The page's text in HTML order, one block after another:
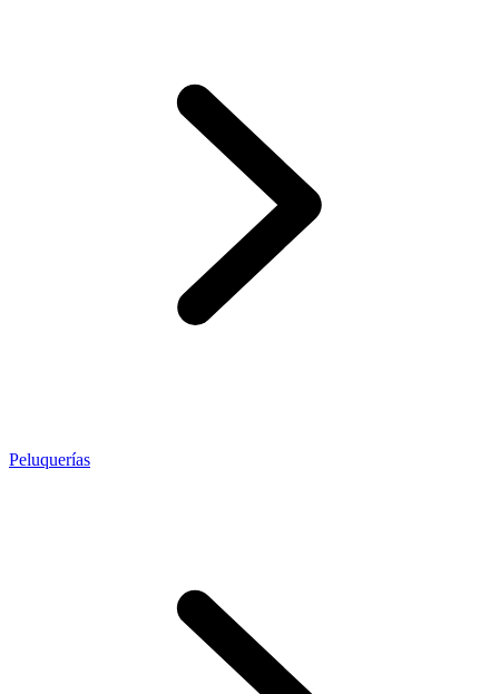
Peluquerías